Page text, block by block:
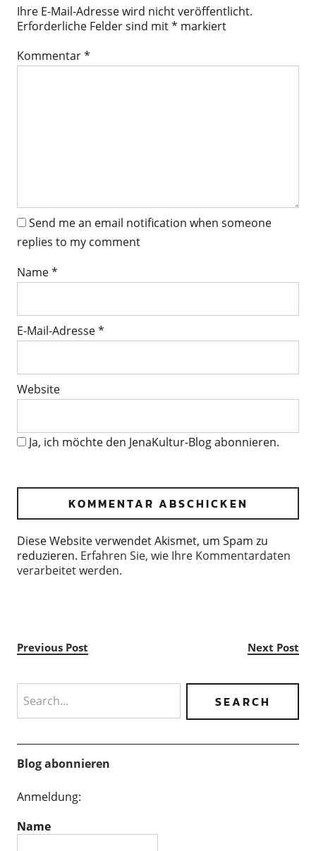
Ihre E-Mail-Adresse wird nicht veröffentlicht.
Erforderliche Felder sind mit* markiert
Kommentar*
Send me an email notification when someone
replies to my comment
Name*
E-Mail-Adresse*
Website
Ja, ich möchte den JenaKultur-Blog abonnieren.
Diese Website verwendet Akismet, um Spam zu
reduzieren. Erfahren Sie, wie Ihre Kommentardaten
verarbeitet werden.
Previous Post Next Post
Blog abonnieren
Anmeldung:
Name